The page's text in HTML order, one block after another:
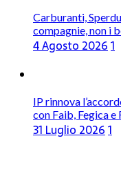
Carburanti,
compagnie, non i
4 Agosto 20261
IP rinnova
con Faib, Fegica e
31 Luglio 20261